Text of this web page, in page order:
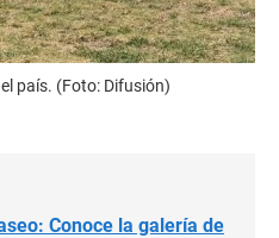
país. (Foto: Difusión)
Conoce la galería de